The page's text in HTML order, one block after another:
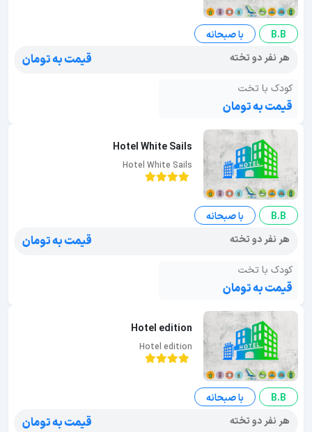
B.B
با صبحانه
هر نفر دو تخته
قیمت به تومان
کودک با تخت
قیمت به تومان
Hotel White Sails
Hotel White Sails
B.B
با صبحانه
هر نفر دو تخته
قیمت به تومان
کودک با تخت
قیمت به تومان
Hotel edition
Hotel edition
B.B
با صبحانه
هر نفر دو تخته
قیمت به تومان